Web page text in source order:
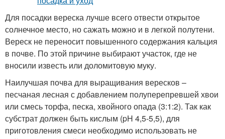
Для посадки вереска лучше всего отвести открытое
солнечное место, но сажать можно и в легкой полутени.
Вереск не переносит повышенного содержания кальция
в почве. По этой причине выбирают участок, где не
вносили известь или доломитовую муку.
Наилучшая почва для выращивания вересков –
песчаная лесная с добавлением полуперепревшей хвои
или смесь торфа, песка, хвойного опада (3:1:2). Так как
субстрат должен быть кислым (pH 4,5-5,5), для
приготовления смеси необходимо использовать не